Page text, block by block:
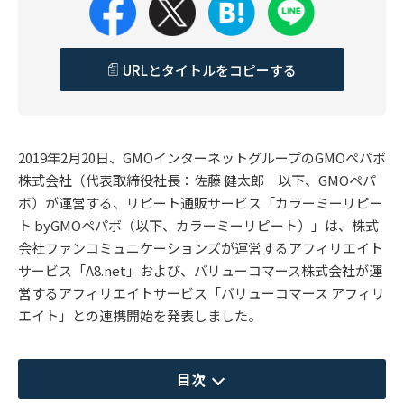
URLとタイトルをコピーする
2019年2月20日、GMOインターネットグループのGMOペパボ
株式会社（代表取締役社長：佐藤 健太郎 以下、GMOペパ
ボ）が運営する、リピート通販サービス「カラーミーリピー
ト byGMOペパボ（以下、カラーミーリピート）」は、株式
会社ファンコミュニケーションズが運営するアフィリエイト
サービス「A8.net」および、バリューコマース株式会社が運
営するアフィリエイトサービス「バリューコマース アフィリ
エイト」との連携開始を発表しました。
目次